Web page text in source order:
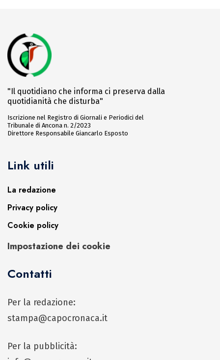
"Il quotidiano che informa ci preserva dalla
quotidianità che disturba"
Iscrizione nel Registro di Giornali e Periodici del
Tribunale di Ancona n. 2/2023
Direttore Responsabile Giancarlo Esposto
Link utili
La redazione
Privacy policy
Cookie policy
Impostazione dei cookie
Contatti
Per la redazione:
stampa@capocronaca.it
Per la pubblicità: